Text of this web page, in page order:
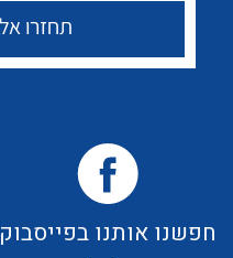
חפשנו אותנו בפייסבוק